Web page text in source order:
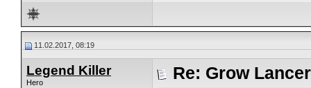
11.02.2017, 08:19
Legend Killer
Hero Re: Grow Lancer